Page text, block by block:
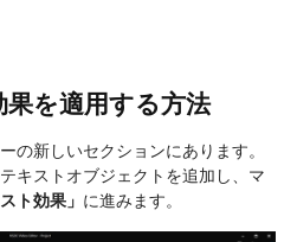
を適用する方法
の新しいセクションにあります。
キストオブジェクトを追加し、マ
ト効果」 に進みます。